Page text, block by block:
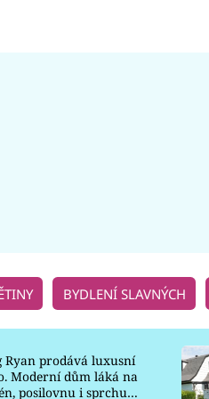
BYDLENÍ SLAVNÝCH
Ryan prodává luxusní
Moderní dům láká na
posilovnu i sprchu